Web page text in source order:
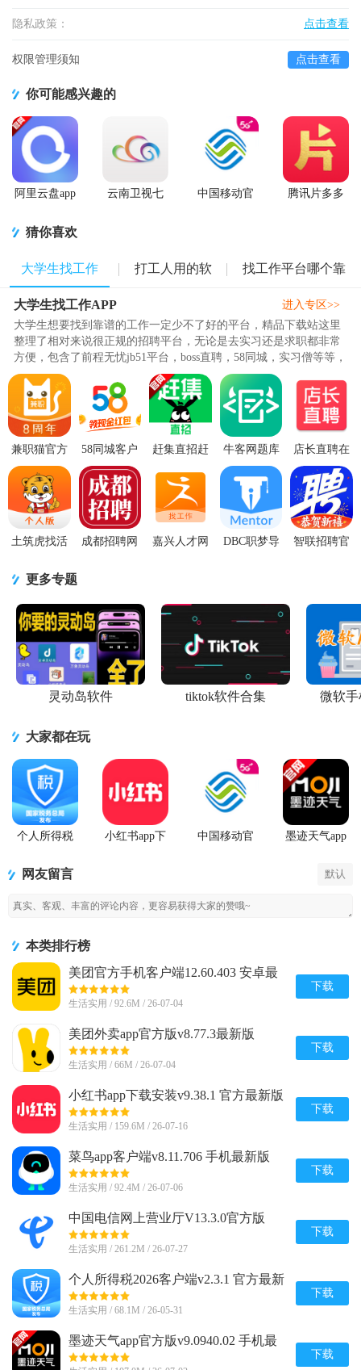
隐私政策： 点击查看
权限管理须知 点击查看
你可能感兴趣的
阿里云盘app
云南卫视七
中国移动官
腾讯片多多
猜你喜欢
大学生找工作
APP
打工人用的软 找工作平台哪个靠
谱
大学生找工作APP
大学生想要找到靠谱的工作一定少不了好的平台，精品下载站这里
整理了相对来说很正规的招聘平台，无论是去实习还是求职都非常
方便，包含了前程无忧jb51平台，boss直聘，58同城，实习僧等等，
支持一键发布，优质人才，..
进入专区>>
兼职猫官方
正版v10.4.2
安卓手机版
58同城客户
端v13.54.2
官方最新版
赶集直招赶
v10.50.90最
新版
牛客网题库
平台3.26.38
安卓最新版
店长直聘在
线面试
11.010 官方
版
土筑虎找活
正版
成都招聘网
嘉兴人才网
DBC职梦导
智联招聘官
更多专题
灵动岛软件 tiktok软件合集 微软手
大家都在玩
个人所得税
小红书app下
中国移动官
墨迹天气app
网友留言 默认
本类排行榜
美团官方手机客户端12.60.403 安卓最
新版
生活实用 / 92.6M / 26-07-04
下载
美团外卖app官方版v8.77.3最新版
生活实用 / 66M / 26-07-04
下载
小红书app下载安装v9.38.1 官方最新版
生活实用 / 159.6M / 26-07-16
下载
菜鸟app客户端v8.11.706 手机最新版
生活实用 / 92.4M / 26-07-06
下载
中国电信网上营业厅V13.3.0官方版
生活实用 / 261.2M / 26-07-27
下载
个人所得税2026客户端v2.3.1 官方最新
版
生活实用 / 68.1M / 26-05-31
下载
墨迹天气app官方版v9.0940.02 手机最
新版
下载